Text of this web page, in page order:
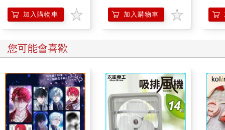
「我知道姚淇很討厭我穿新衣服來學校，可是我媽媽很希望我能
穿上她做的衣服，如果我不肯穿，她會很生氣，我也沒有辦法
有著委屈與無奈，也有著一絲隱隱的恨意。
之後蔡欣頤就不肯再跟我交談了，更正確來說，是她從此就把我
視為空氣了。
就在這起事件落幕後的一個月，有一天放學，右手已經拆下石膏
的姚淇，在教室裡親暱地大聲喚了蔡欣頤的名字。
加入購物車 加入購物車
您可能會喜歡